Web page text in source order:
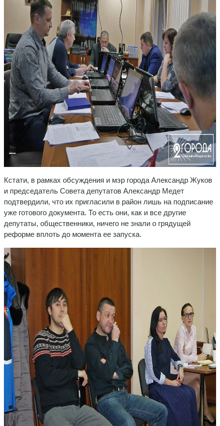
Кстати, в рамках обсуждения и мэр города Александр Жуков
и председатель Совета депутатов Александр Медет
подтвердили, что их пригласили в район лишь на подписание
уже готового документа. То есть они, как и все другие
депутаты, общественники, ничего не знали о грядущей
реформе вплоть до момента ее запуска.